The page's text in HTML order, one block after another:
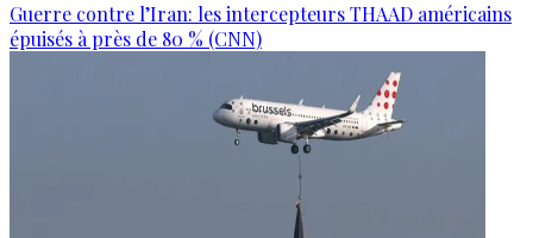
Guerre contre l’Iran: les intercepteurs THAAD américains
épuisés à près de 80 % (CNN)